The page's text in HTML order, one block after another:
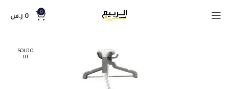
0
0 ر.س
SOLD O
UT